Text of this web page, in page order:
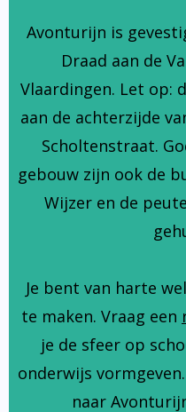
Avonturijn is
Draad aan de
Vlaardingen. Let op:
aan de achterzijde
Scholtenstraat.
gebouw zijn ook de
Wijzer en de
Je bent van harte
te maken. Vraag een
je de sfeer op
onderwijs
naar